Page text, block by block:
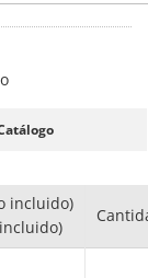
incluido)